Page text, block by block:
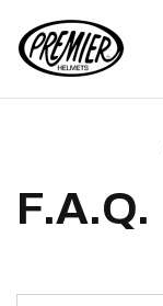
F.A.Q.